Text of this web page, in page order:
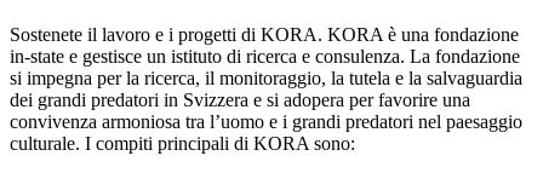
Sostenete il lavoro e i progetti di KORA. KORA è una fondazione
in-state e gestisce un istituto di ricerca e consulenza. La fondazione
si impegna per la ricerca, il monitoraggio, la tutela e la salvaguardia
dei grandi predatori in Svizzera e si adopera per favorire una
convivenza armoniosa tra l’uomo e i grandi predatori nel paesaggio
culturale. I compiti principali di KORA sono: